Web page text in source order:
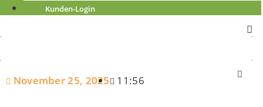
Kunden-Login
November 25, 2025 11:56